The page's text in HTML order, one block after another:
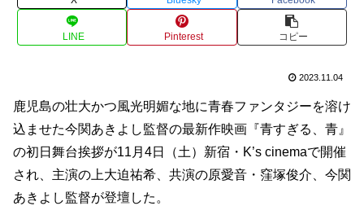
LINE Pinterest コピー
2023.11.04
鹿児島の壮大かつ風光明媚な地に青春ファンタジーを溶け
込ませた今関あきよし監督の最新作映画『青すぎる、青』
の初日舞台挨拶が11月4日（土）新宿・K’s cinemaで開催
され、主演の上大迫祐希、共演の原愛音・窪塚俊介、今関
あきよし監督が登壇した。